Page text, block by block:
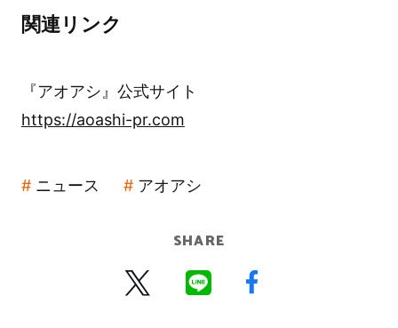
関連リンク
『アオアシ』公式サイト
https://aoashi-pr.com
ニュース アオアシ
SHARE